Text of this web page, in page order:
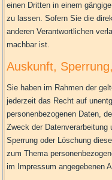
einen Dritten in einem
zu lassen. Sofern Sie die
anderen Verantwortlichen
machbar ist.
Auskunft,
Sie haben im Rahmen der
jederzeit das Recht auf
personenbezogenen Daten,
Zweck der
Sperrung oder Löschung
zum Thema
im Impressum angegebenen